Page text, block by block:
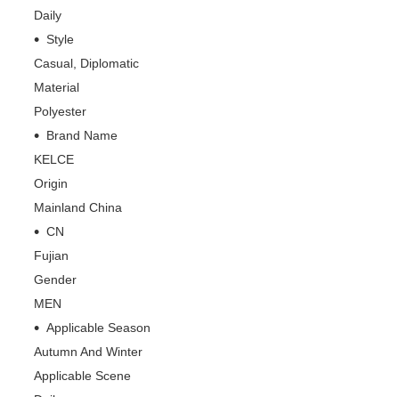
Daily
Style
Casual, Diplomatic
Material
Polyester
Brand Name
KELCE
Origin
Mainland China
CN
Fujian
Gender
MEN
Applicable Season
Autumn And Winter
Applicable Scene